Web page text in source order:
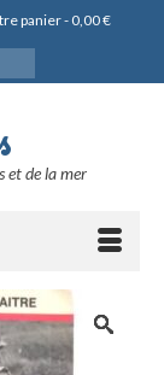
panier- 0,00€
et de la mer